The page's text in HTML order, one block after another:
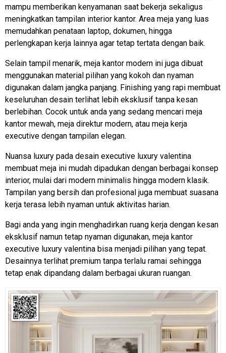
mampu memberikan kenyamanan saat bekerja sekaligus
meningkatkan tampilan interior kantor. Area meja yang luas
memudahkan penataan laptop, dokumen, hingga
perlengkapan kerja lainnya agar tetap tertata dengan baik.
Selain tampil menarik, meja kantor modern ini juga dibuat
menggunakan material pilihan yang kokoh dan nyaman
digunakan dalam jangka panjang. Finishing yang rapi membuat
keseluruhan desain terlihat lebih eksklusif tanpa kesan
berlebihan. Cocok untuk anda yang sedang mencari meja
kantor mewah, meja direktur modern, atau meja kerja
executive dengan tampilan elegan.
Nuansa luxury pada desain executive luxury valentina
membuat meja ini mudah dipadukan dengan berbagai konsep
interior, mulai dari modern minimalis hingga modern klasik.
Tampilan yang bersih dan profesional juga membuat suasana
kerja terasa lebih nyaman untuk aktivitas harian.
Bagi anda yang ingin menghadirkan ruang kerja dengan kesan
eksklusif namun tetap nyaman digunakan, meja kantor
executive luxury valentina bisa menjadi pilihan yang tepat.
Desainnya terlihat premium tanpa terlalu ramai sehingga
tetap enak dipandang dalam berbagai ukuran ruangan.